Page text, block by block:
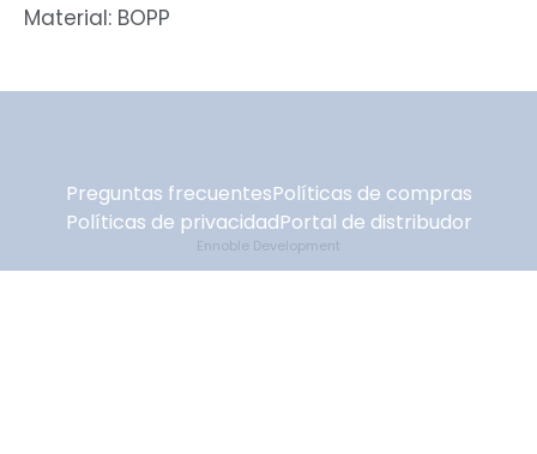
Material: BOPP
Preguntas frecuentesPolíticas de compras
Políticas de privacidadPortal de distribudor
Ennoble Development